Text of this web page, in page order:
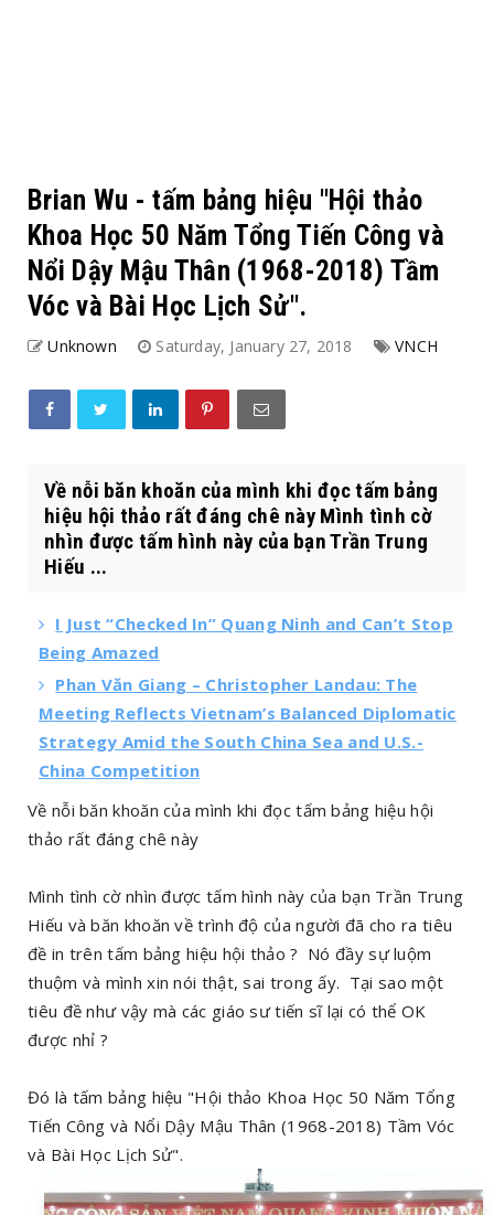
Brian Wu - tấm bảng hiệu "Hội thảo
Khoa Học 50 Năm Tổng Tiến Công và
Nổi Dậy Mậu Thân (1968-2018) Tầm
Vóc và Bài Học Lịch Sử".
Unknown Saturday, January 27, 2018 VNCH
Về nỗi băn khoăn của mình khi đọc tấm bảng
hiệu hội thảo rất đáng chê này Mình tình cờ
nhìn được tấm hình này của bạn Trần Trung
Hiếu ...
I Just “Checked In” Quang Ninh and Can’t Stop
Being Amazed
Phan Văn Giang – Christopher Landau: The
Meeting Reflects Vietnam’s Balanced Diplomatic
Strategy Amid the South China Sea and U.S.-
China Competition
Về nỗi băn khoăn của mình khi đọc tấm bảng hiệu hội
thảo rất đáng chê này
Mình tình cờ nhìn được tấm hình này của bạn Trần Trung
Hiếu và băn khoăn về trình độ của người đã cho ra tiêu
đề in trên tấm bảng hiệu hội thảo ? Nó đầy sự luộm
thuộm và mình xin nói thật, sai trong ấy. Tại sao một
tiêu đề như vậy mà các giáo sư tiến sĩ lại có thể OK
được nhỉ ?
Đó là tấm bảng hiệu "Hội thảo Khoa Học 50 Năm Tổng
Tiến Công và Nổi Dậy Mậu Thân (1968-2018) Tầm Vóc
và Bài Học Lịch Sử".